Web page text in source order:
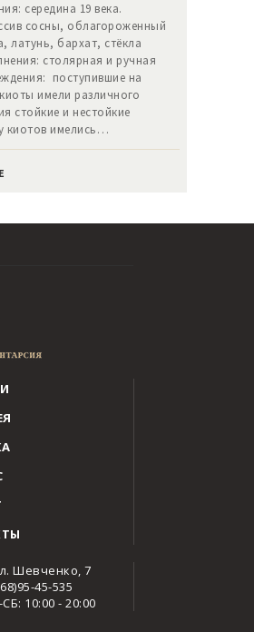
середина 19 века.
сосны, облагороженный
латунь, бархат, стёкла
столярная и ручная
поступившие на
имели различного
стойкие и нестойкие
киотов имелись…
Шевченко, 7
45-535
10:00 - 20:00